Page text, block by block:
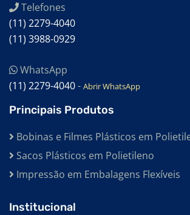
Telefones
(11) 2279-4040
(11) 3988-0929
WhatsApp
(11) 2279-4040- Abrir WhatsApp
Principais Produtos
Bobinas e Filmes Plásticos em
Sacos Plásticos em Polietileno
Impressão em Embalagens Flexíveis
Institucional